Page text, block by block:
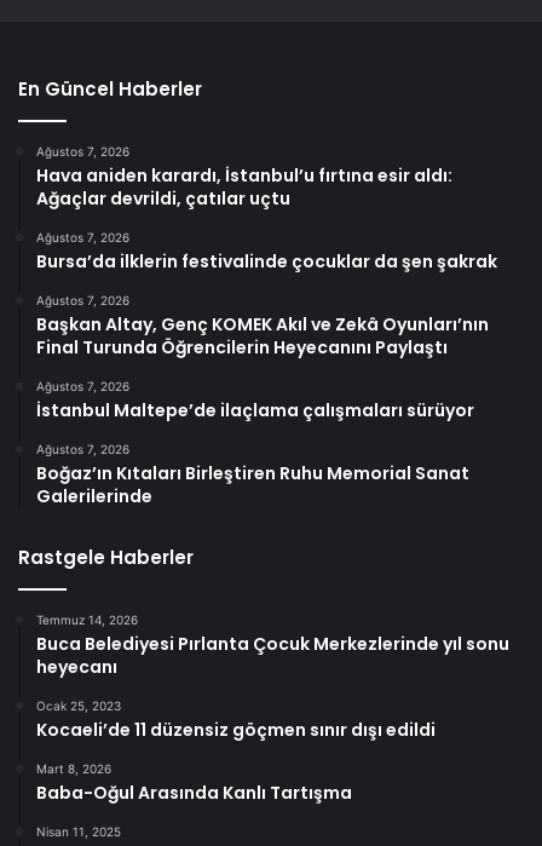
En Güncel Haberler
Ağustos 7, 2026
Hava aniden karardı, İstanbul’u fırtına esir aldı:
Ağaçlar devrildi, çatılar uçtu
Ağustos 7, 2026
Bursa’da ilklerin festivalinde çocuklar da şen şakrak
Ağustos 7, 2026
Başkan Altay, Genç KOMEK Akıl ve Zekâ Oyunları’nın
Final Turunda Öğrencilerin Heyecanını Paylaştı
Ağustos 7, 2026
İstanbul Maltepe’de ilaçlama çalışmaları sürüyor
Ağustos 7, 2026
Boğaz’ın Kıtaları Birleştiren Ruhu Memorial Sanat
Galerilerinde
Rastgele Haberler
Temmuz 14, 2026
Buca Belediyesi Pırlanta Çocuk Merkezlerinde yıl sonu
heyecanı
Ocak 25, 2023
Kocaeli’de 11 düzensiz göçmen sınır dışı edildi
Mart 8, 2026
Baba-Oğul Arasında Kanlı Tartışma
Nisan 11, 2025